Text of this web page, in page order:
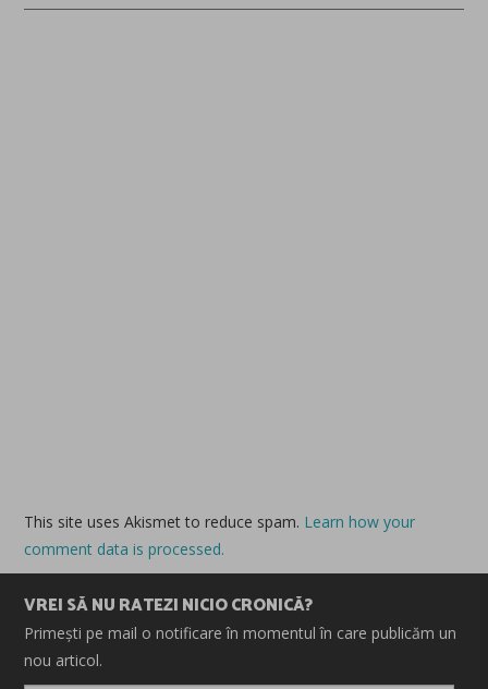
This site uses Akismet to reduce spam. Learn how your
comment data is processed.
VREI SĂ NU RATEZI NICIO CRONICĂ?
Primești pe mail o notificare în momentul în care publicăm un
nou articol.